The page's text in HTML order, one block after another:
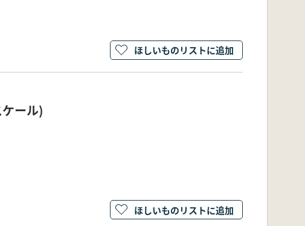
ほしいものリストに追加
ール)
ほしいものリストに追加